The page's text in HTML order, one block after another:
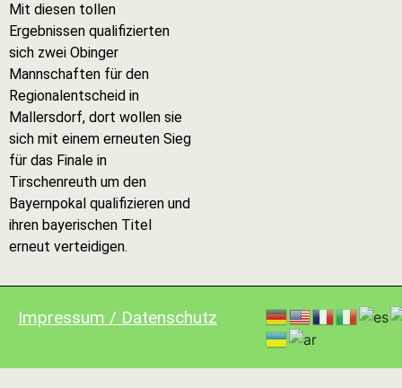
Mit diesen tollen
Ergebnissen qualifizierten
sich zwei Obinger
Mannschaften für den
Regionalentscheid in
Mallersdorf, dort wollen sie
sich mit einem erneuten Sieg
für das Finale in
Tirschenreuth um den
Bayernpokal qualifizieren und
ihren bayerischen Titel
erneut verteidigen.
Impressum / Datenschutz